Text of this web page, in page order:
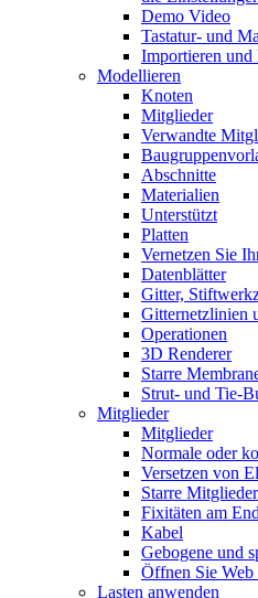
Demo Video
Tastatur- und
Importieren und
Modellieren
Knoten
Mitglieder
Verwandte
Abschnitte
Materialien
Unterstützt
Platten
Vernetzen Sie
Datenblätter
Gitter,
Gitternetzlinien
Operationen
3D Renderer
Starre
Strut- und Tie-
Mitglieder
Mitglieder
Normale oder
Versetzen von
Starre Mitglieder
Fixitäten am
Kabel
Gebogene und
Öffnen Sie Web
Lasten anwenden